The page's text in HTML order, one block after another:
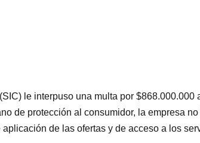
le interpuso una multa por $868.000.000
de protección al consumidor, la empresa
de las ofertas y de acceso a los